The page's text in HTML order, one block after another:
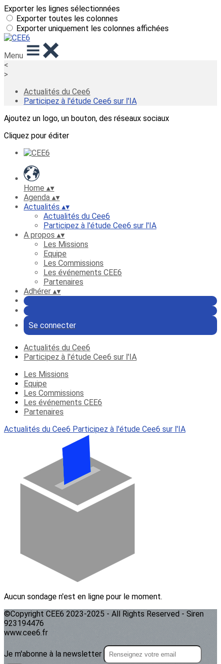
Exporter les lignes sélectionnées
Exporter toutes les colonnes
Exporter uniquement les colonnes affichées
Menu
<
>
Actualités du Cee6
Participez à l'étude Cee6 sur l'IA
Ajoutez un logo, un bouton, des réseaux sociaux
Cliquez pour éditer
Home ▴▾
Agenda ▴▾
Actualités ▴▾
Actualités du Cee6
Participez à l'étude Cee6 sur l'IA
A propos ▴▾
Les Missions
Equipe
Les Commissions
Les événements CEE6
Partenaires
Adhérer ▴▾
Se connecter
Actualités du Cee6
Participez à l'étude Cee6 sur l'IA
Les Missions
Equipe
Les Commissions
Les événements CEE6
Partenaires
Actualités du Cee6 Participez à l'étude Cee6 sur l'IA
Aucun sondage n'est en ligne pour le moment.
©Copyright CEE6 2023-2025 - All Rights Reserved - Siren
923194476
www.cee6.fr
Je m'abonne à la newsletter